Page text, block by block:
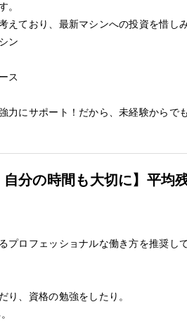
。
ており、最新マシンへの投資を惜しみ
ン
ス
にサポート！だから、未経験からで
分の時間も大切に】平均
ロフェッショナルな働き方を推奨し
り、資格の勉強をしたり。